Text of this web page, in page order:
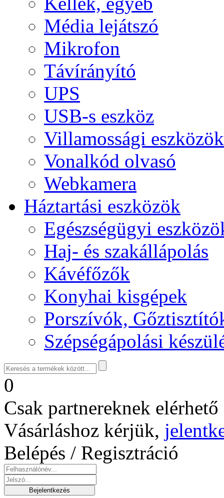
Média lejátszó
Mikrofon
Távírányító
UPS
USB-s eszköz
Villamossági eszközök
Vonalkód olvasó
Webkamera
Háztartási eszközök
Egészségügyi
Haj- és szakállápolás
Kávéfőzők
Konyhai kisgépek
Porszívók,
Szépségápolási
0
Csak partnereknek
Vásárláshoz kérjük,
Belépés / Regisztráció